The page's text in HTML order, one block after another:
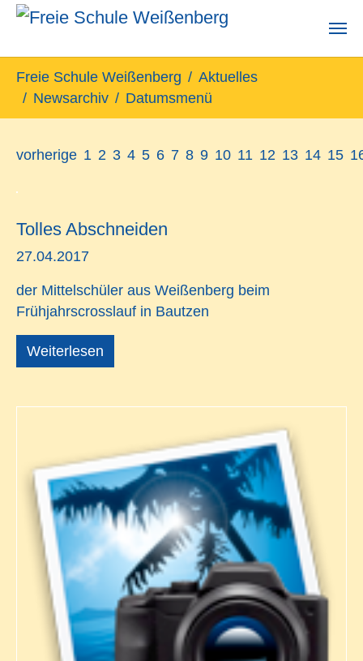
Freie Schule Weißenberg
Aktuelles
Newsarchiv
Datumsmenü
vorherige 1 2 3 4 5 6 7 8 9 10 11 12 13 14 15
Tolles Abschneiden
27.04.2017
der Mittelschüler aus Weißenberg beim
Frühjahrscrosslauf in Bautzen
Weiterlesen